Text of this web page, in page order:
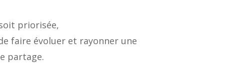
priorisée,
faire évoluer et rayonner une
partage.